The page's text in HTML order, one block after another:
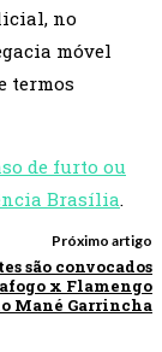
no
móvel
termos
de furto ou
Brasília.
Próximo artigo
são convocados
x Flamengo
Mané Garrincha